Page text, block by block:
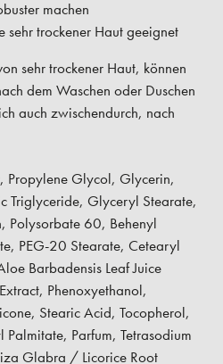
machen
sehr trockener Haut geeignet
sehr trockener Haut, können
dem Waschen oder Duschen
auch zwischendurch, nach
Propylene Glycol, Glycerin,
Glyceryl Stearate,
Polysorbate 60, Behenyl
PEG-20 Stearate, Cetearyl
Barbadensis Leaf Juice
Phenoxyethanol,
Stearic Acid, Tocopherol,
Parfum, Tetrasodium
Glabra / Licorice Root